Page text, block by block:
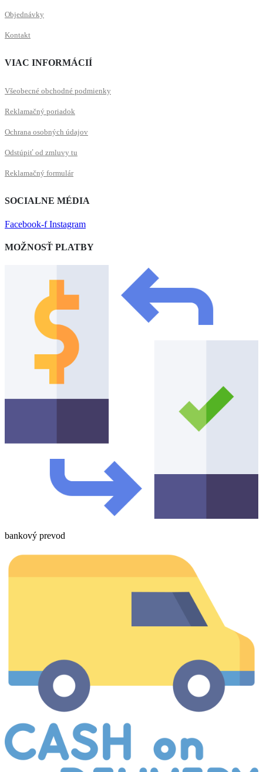
Objednávky
Kontakt
VIAC INFORMÁCIÍ
Všeobecné obchodné podmienky
Reklamačný poriadok
Ochrana osobných údajov
Odstúpiť od zmluvy tu
Reklamačný formulár
SOCIALNE MÉDIA
Facebook-f Instagram
MOŽNOSŤ PLATBY
bankový prevod